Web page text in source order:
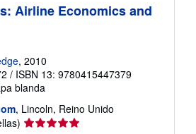
Airline Economics and
, 2010
/ ISBN 13: 9780415447379
blanda
, Lincoln, Reino Unido
Calificación